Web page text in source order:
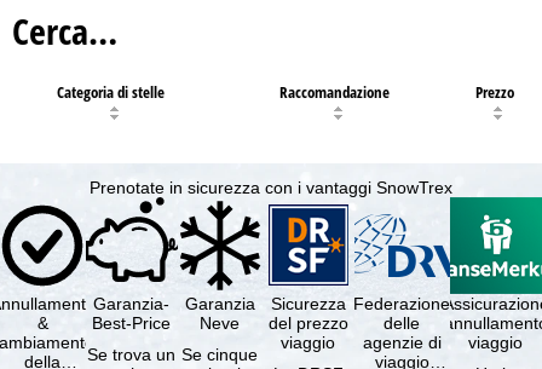
Cerca…
Categoria di stelle Raccomandazione Prezzo
Prenotate in sicurezza con i vantaggi SnowTrex
&
della
Garanzia-
Best-Price
Se trova un
Garanzia
Neve
Se cinque
Sicurezza
del prezzo
viaggio
Federazione
delle
agenzie di
viaggio
viaggio